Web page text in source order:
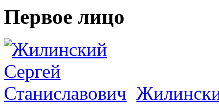
Первое лицо